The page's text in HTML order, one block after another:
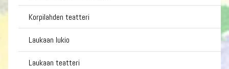
Korpilahden teatteri
Laukaan lukio
Laukaan teatteri